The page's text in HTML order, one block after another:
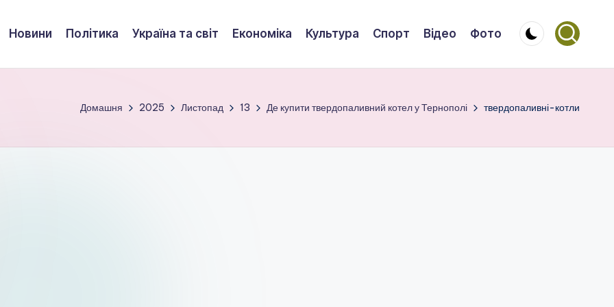
Новини Політика Україна та світ Економіка Культура Спорт Відео Фото
Домашня 2025 Листопад 13 Де купити твердопаливний котел у Тернополі твердопаливні-котли